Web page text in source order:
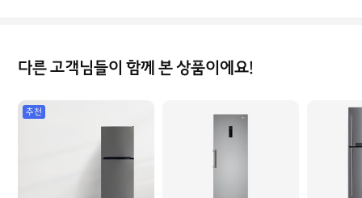
다른 고객님들이 함께 본 상품이에요!
추천